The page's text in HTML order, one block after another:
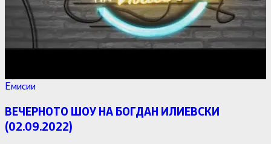
Емисии
ВЕЧЕРНОТО ШОУ НА БОГДАН ИЛИЕВСКИ
(02.09.2022)